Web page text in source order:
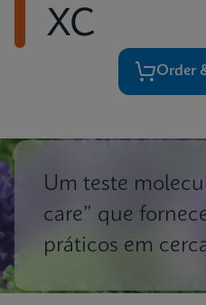
XC
Order
Um teste
care” que
práticos em